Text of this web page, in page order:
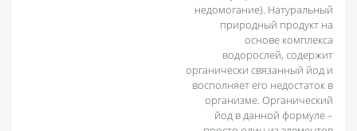
недомогание). Натуральный
природный продукт на
основе комплекса
водорослей, содержит
органически связанный йод и
восполняет его недостаток в
организме. Органический
йод в данной формуле –